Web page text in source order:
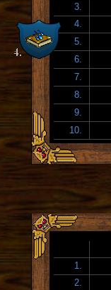
3.
4.
5.
6.
7.
8.
9.
10.
1.
2.